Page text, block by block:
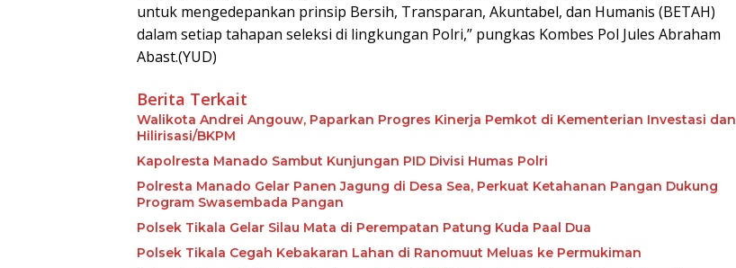
untuk mengedepankan prinsip Bersih, Transparan, Akuntabel, dan Humanis (BETAH)
dalam setiap tahapan seleksi di lingkungan Polri,” pungkas Kombes Pol Jules Abraham
Abast.(YUD)
Berita Terkait
Walikota Andrei Angouw, Paparkan Progres Kinerja Pemkot di Kementerian Investasi dan
Hilirisasi/BKPM
Kapolresta Manado Sambut Kunjungan PID Divisi Humas Polri
Polresta Manado Gelar Panen Jagung di Desa Sea, Perkuat Ketahanan Pangan Dukung
Program Swasembada Pangan
Polsek Tikala Gelar Silau Mata di Perempatan Patung Kuda Paal Dua
Polsek Tikala Cegah Kebakaran Lahan di Ranomuut Meluas ke Permukiman